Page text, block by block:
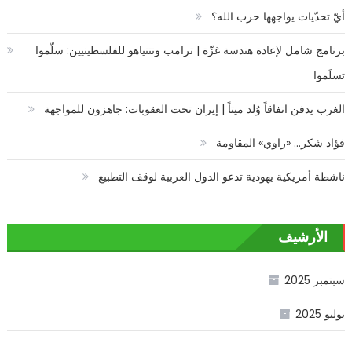
أيّ تحدّيات يواجهها حزب الله؟
برنامج شامل لإعادة هندسة غزّة | ترامب ونتنياهو للفلسطينيين: سلّموا
تسلَموا
الغرب يدفن اتفاقاً وُلد ميتاً | إيران تحت العقوبات: جاهزون للمواجهة
فؤاد شكر… «راوي» المقاومة
ناشطة أمريكية يهودية تدعو الدول العربية لوقف التطبيع
الأرشيف
سبتمبر 2025
يوليو 2025